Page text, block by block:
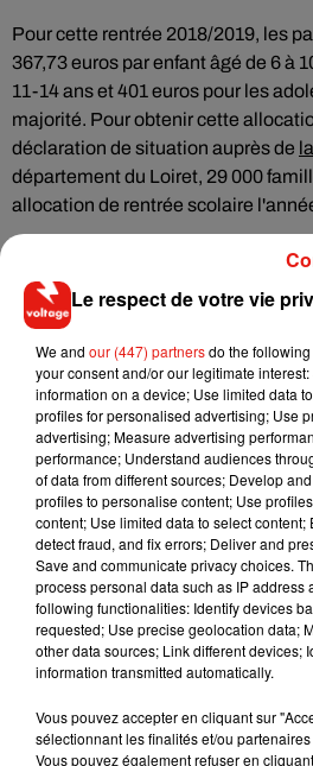
Pour cette rentrée 2018/2019, les
367,73 euros par enfant âgé de 6 à
11-14 ans et 401 euros pour les
majorité. Pour obtenir cette
déclaration de situation auprès de
département du Loiret, 29 000
allocation de rentrée scolaire
Musique
7 août 2026
RÜFÜS DU
album après sa
7 août 2026
Angèle et
collaboration
6 août 2026
Il y a 10 ans, DJ
dimension avec
Le respect de votre vie
We and our (447) partnersdo the
your consent and/or our legitimate
information on a device; Use limited data
profiles for personalised advertising; Use
advertising; Measure advertising
performance; Understand audiences
of data from different sources; Develop
profiles to personalise content; Use
content; Use limited data to select content;
detect fraud, and fix errors; Deliver and
Save and communicate privacy choices.
process personal data such as IP address
following functionalities: Identify devices
requested; Use precise geolocation data;
other data sources; Link different devices;
information transmitted automatically.
Vous pouvez accepter en cliquant sur
sélectionnant les finalités et/ou
Vous pouvez également refuser en